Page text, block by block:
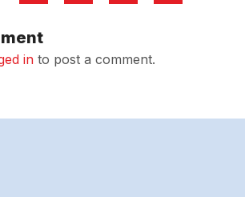
in to post a comment.